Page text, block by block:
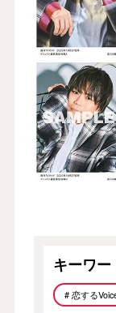
キーワー
# 恋する